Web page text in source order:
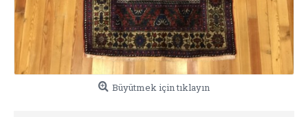
Büyütmek için tıklayın